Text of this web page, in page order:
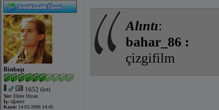
Binbaşı
1652 ileti
Yer: Efeler Diyarı
İş: öğrenci
Kayıt: 14-03-2006 14:45
Alıntı:
bahar_86 :
çizgifilm